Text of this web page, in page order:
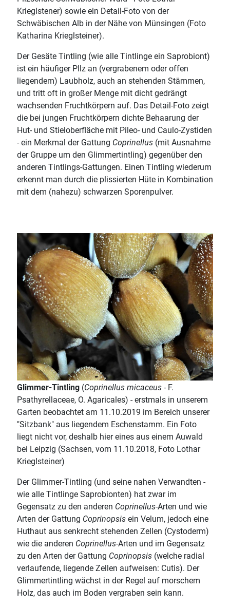
Krieglstener) sowie ein Detail-Foto von der
Schwäbischen Alb in der Nähe von Münsingen (Foto
Katharina Krieglsteiner).
Der Gesäte Tintling (wie alle Tintlinge ein Saprobiont)
ist ein häufiger PIlz an (vergrabenem oder offen
liegendem) Laubholz, auch an stehenden Stämmen,
und tritt oft in großer Menge mit dicht gedrängt
wachsenden Fruchtkörpern auf. Das Detail-Foto zeigt
die bei jungen Fruchtkörpern dichte Behaarung der
Hut- und Stieloberfläche mit Pileo- und Caulo-Zystiden
- ein Merkmal der Gattung Coprinellus (mit Ausnahme
der Gruppe um den Glimmertintling) gegenüber den
anderen Tintlings-Gattungen. Einen Tintling wiederum
erkennt man durch die plissierten Hüte in Kombination
mit dem (nahezu) schwarzen Sporenpulver.
Glimmer-Tintling (Coprinellus micaceus - F.
Psathyrellaceae, O. Agaricales) - erstmals in unserem
Garten beobachtet am 11.10.2019 im Bereich unserer
"Sitzbank" aus liegendem Eschenstamm. Ein Foto
liegt nicht vor, deshalb hier eines aus einem Auwald
bei Leipzig (Sachsen, vom 11.10.2018, Foto Lothar
Krieglsteiner)
Der Glimmer-Tintling (und seine nahen Verwandten -
wie alle Tintlinge Saprobionten) hat zwar im
Gegensatz zu den anderen Coprinellus-Arten und wie
Arten der Gattung Coprinopsis ein Velum, jedoch eine
Huthaut aus senkrecht stehenden Zellen (Cystoderm)
wie die anderen Coprinellus-Arten und im Gegensatz
zu den Arten der Gattung Coprinopsis (welche radial
verlaufende, liegende Zellen aufweisen: Cutis). Der
Glimmertintling wächst in der Regel auf morschem
Holz, das auch im Boden vergraben sein kann.